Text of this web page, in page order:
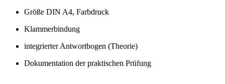
Größe DIN A4, Farbdruck
Klammerbindung
integrierter Antwortbogen (Theorie)
Dokumentation der praktischen Prüfung